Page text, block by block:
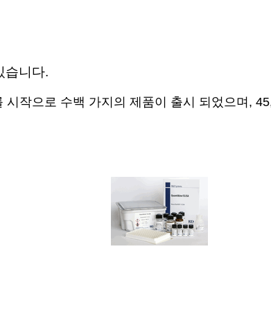
습니다.
작으로 수백 가지의 제품이 출시 되었으며,